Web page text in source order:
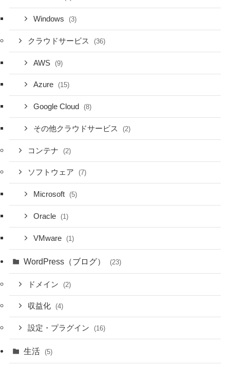
Windows (3)
クラウドサービス (36)
AWS (9)
Azure (15)
Google Cloud (8)
その他クラウドサービス (2)
コンテナ (2)
ソフトウェア (7)
Microsoft (5)
Oracle (1)
VMware (1)
WordPress（ブログ） (23)
ドメイン (2)
収益化 (4)
設定・プラグイン (16)
生活 (5)